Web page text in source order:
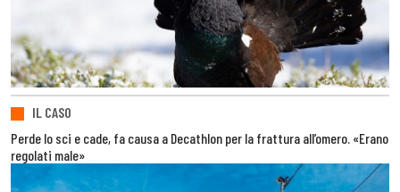
IL CASO
Perde lo sci e cade, fa causa a Decathlon per la frattura all’omero. «Erano
regolati male»